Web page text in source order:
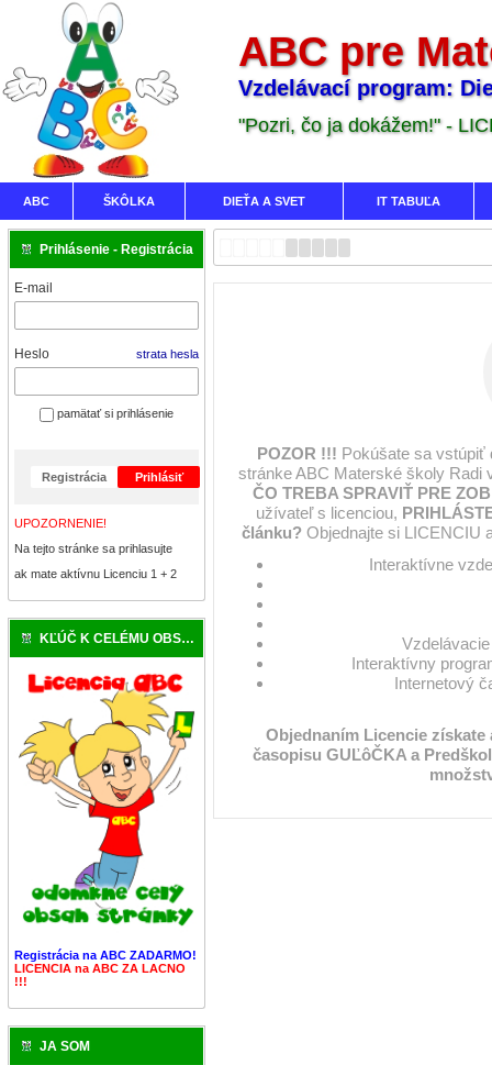
ABC pre
Vzdelávací program:
"Pozri, čo ja dokážem!" -
ABC ŠKÔLKA DIEŤA A SVET IT TABUĽA
Prihlásenie - Registrácia
E-mail
Heslo strata hesla
pamätať si prihlásenie
Registrácia Prihlásiť
UPOZORNENIE!
Na tejto stránke sa prihlasujte
ak mate aktívnu Licenciu 1 + 2
KĽÚČ K CELÉMU OBSAHU
Registrácia na ABC ZADARMO!
LICENCIA na ABC ZA LACNO
!!!
JA SOM
POZOR !!! Pokúšate sa
stránke ABC Materské školy Radi
ČO TREBA SPRAVIŤ PRE
užívateľ s licenciou,
článku?Objednajte si LICENCIU
Interaktívne
Interaktívny
Internetový
Objednaním Licencie
časopisu GUĽôČKA a